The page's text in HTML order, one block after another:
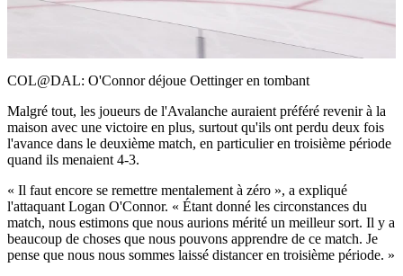
Video
COL@DAL: O'Connor déjoue Oettinger en tombant
Malgré tout, les joueurs de l'Avalanche auraient préféré revenir à la
maison avec une victoire en plus, surtout qu'ils ont perdu deux fois
l'avance dans le deuxième match, en particulier en troisième période
quand ils menaient 4-3.
« Il faut encore se remettre mentalement à zéro », a expliqué
l'attaquant Logan O'Connor. « Étant donné les circonstances du
match, nous estimons que nous aurions mérité un meilleur sort. Il y a
beaucoup de choses que nous pouvons apprendre de ce match. Je
pense que nous nous sommes laissé distancer en troisième période. »